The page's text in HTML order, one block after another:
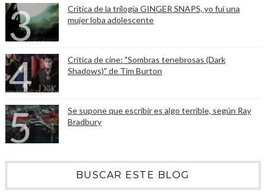
Crítica de la trilogía GINGER SNAPS, yo fui una
mujer loba adolescente
Crítica de cine: "Sombras tenebrosas (Dark
Shadows)" de Tim Burton
Se supone que escribir es algo terrible, según Ray
Bradbury
BUSCAR ESTE BLOG